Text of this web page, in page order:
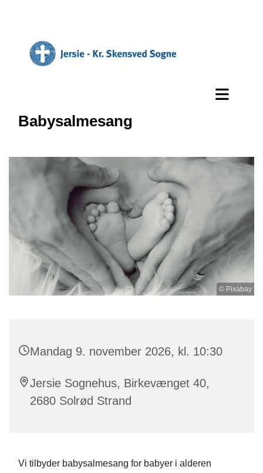
Babysalmesang
© Pixabay
Mandag 9. november 2026, kl. 10:30
Jersie Sognehus, Birkevænget 40,
2680 Solrød Strand
Vi tilbyder babysalmesang for babyer i alderen